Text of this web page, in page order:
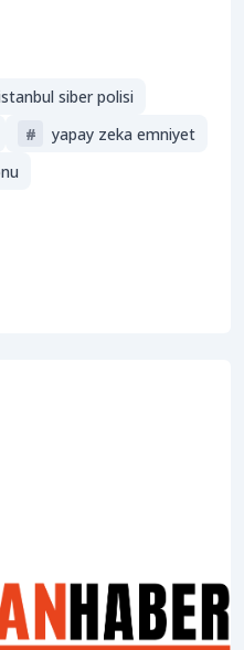
siber polisi
#
yapay zeka emniyet